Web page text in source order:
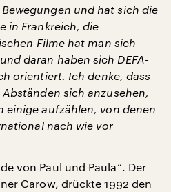
und hat sich die
in Frankreich, die
Filme hat man sich
daran haben sich DEFA-
orientiert. Ich denke, dass
sich anzusehen,
einige aufzählen, von denen
nach wie vor
von Paul und Paula“. Der
Carow, drückte 1992 den